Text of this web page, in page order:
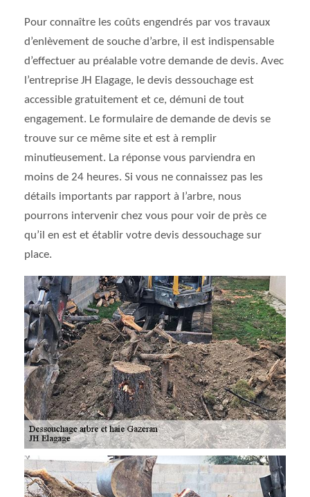
Pour connaître les coûts engendrés par vos travaux
d’enlèvement de souche d’arbre, il est indispensable
d’effectuer au préalable votre demande de devis. Avec
l’entreprise JH Elagage, le devis dessouchage est
accessible gratuitement et ce, démuni de tout
engagement. Le formulaire de demande de devis se
trouve sur ce même site et est à remplir
minutieusement. La réponse vous parviendra en
moins de 24 heures. Si vous ne connaissez pas les
détails importants par rapport à l’arbre, nous
pourrons intervenir chez vous pour voir de près ce
qu’il en est et établir votre devis dessouchage sur
place.